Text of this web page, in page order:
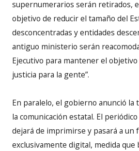
supernumerarios serán retirados,
objetivo de reducir el tamaño del
desconcentradas y entidades
antiguo ministerio serán
Ejecutivo para mantener el objetivo
justicia para la gente”.
En paralelo, el gobierno anunció la
la comunicación estatal. El
dejará de imprimirse y pasará a un
exclusivamente digital, medida que